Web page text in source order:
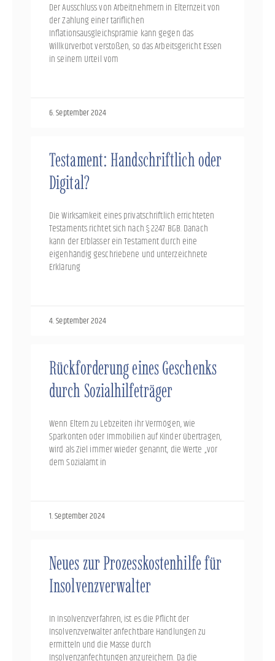
Der Ausschluss von Arbeitnehmern in Elternzeit von
der Zahlung einer tariflichen
Inflationsausgleichsprämie kann gegen das
Willkürverbot verstoßen, so das Arbeitsgericht Essen
in seinem Urteil vom
6. September 2024
Testament: Handschriftlich oder
Digital?
Die Wirksamkeit eines privatschriftlich errichteten
Testaments richtet sich nach § 2247 BGB. Danach
kann der Erblasser ein Testament durch eine
eigenhändig geschriebene und unterzeichnete
Erklärung
4. September 2024
Rückforderung eines Geschenks
durch Sozialhilfeträger
Wenn Eltern zu Lebzeiten ihr Vermögen, wie
Sparkonten oder Immobilien auf Kinder übertragen,
wird als Ziel immer wieder genannt, die Werte „vor
dem Sozialamt in
1. September 2024
Neues zur Prozesskostenhilfe für
Insolvenzverwalter
In Insolvenzverfahren, ist es die Pflicht der
Insolvenzverwalter anfechtbare Handlungen zu
ermitteln und die Masse durch
Insolvenzanfechtungen anzureichern. Da die